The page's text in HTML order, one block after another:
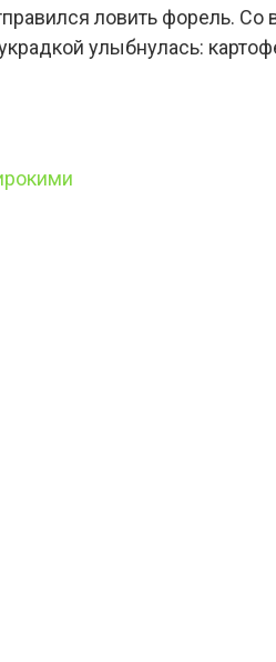
ловить форель.
улыбнулась: